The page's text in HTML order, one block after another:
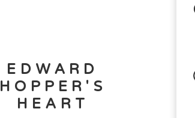
EDWARD
HOPPER'S
HEART